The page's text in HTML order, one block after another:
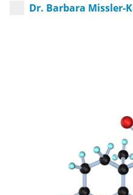
Dr. Barbara Missler-